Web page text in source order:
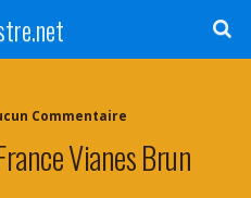
Commentaire
Vianes Brun